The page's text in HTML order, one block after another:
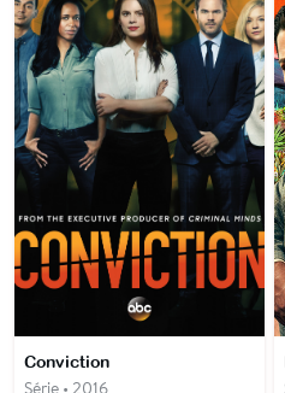
Conviction
Série • 2016